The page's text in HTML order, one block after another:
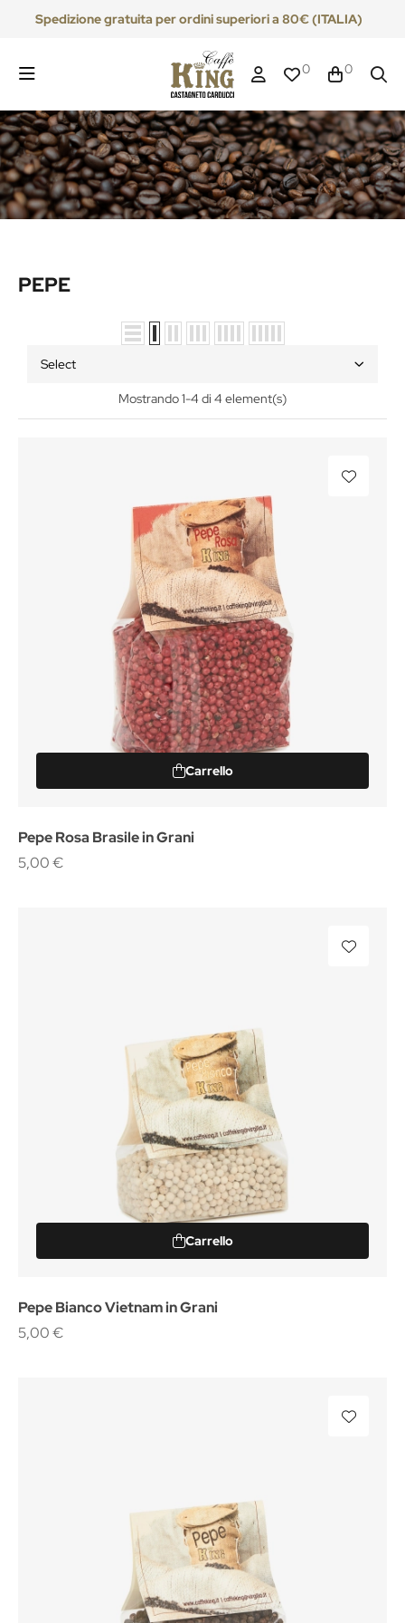
Spedizione gratuita per ordini superiori a 80€ (ITALIA)
0 0
PEPE
Select
Mostrando 1-4 di 4 element(s)
Carrello
Pepe Rosa Brasile in Grani
5,00 €
Carrello
Pepe Bianco Vietnam in Grani
5,00 €